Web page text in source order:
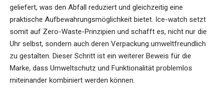
geliefert, was den Abfall reduziert und gleichzeitig eine
praktische Aufbewahrungsmöglichkeit bietet. Ice-watch setzt
somit auf Zero-Waste-Prinzipien und schafft es, nicht nur die
Uhr selbst, sondern auch deren Verpackung umweltfreundlich
zu gestalten. Dieser Schritt ist ein weiterer Beweis für die
Marke, dass Umweltschutz und Funktionalität problemlos
miteinander kombiniert werden können.